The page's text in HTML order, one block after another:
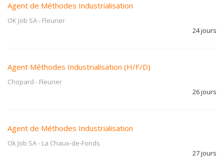
Agent de Méthodes Industrialisation
OK Job SA- Fleurier
24 jours
Agent Méthodes Industrialisation (H/F/D)
Chopard - Fleurier
26 jours
Agent de Méthodes Industrialisation
Ok Job SA- La Chaux-de-Fonds
27 jours